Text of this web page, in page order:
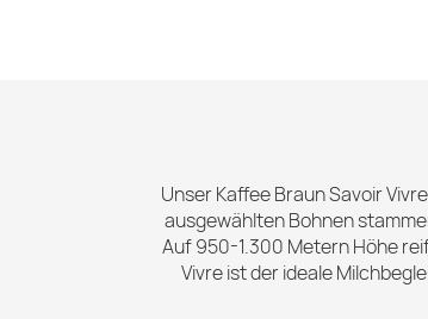
Unser Kaffee Braun Savoir
ausgewählten Bohnen
Auf 950-1.300 Metern Höhe
Vivre ist der ideale